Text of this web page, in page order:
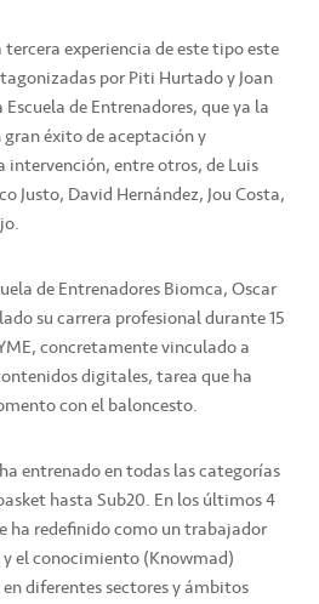
tercera experiencia de este tipo este
por Piti Hurtado y Joan
de Entrenadores, que ya la
éxito de aceptación y
entre otros, de Luis
Justo, David Hernández, Jou Costa,
de Entrenadores Biomca, Oscar
su carrera profesional durante 15
concretamente vinculado a
digitales, tarea que ha
con el baloncesto.
entrenado en todas las categorías
hasta Sub20. En los últimos 4
ha redefinido como un trabajador
el conocimiento (Knowmad)
diferentes sectores y ámbitos